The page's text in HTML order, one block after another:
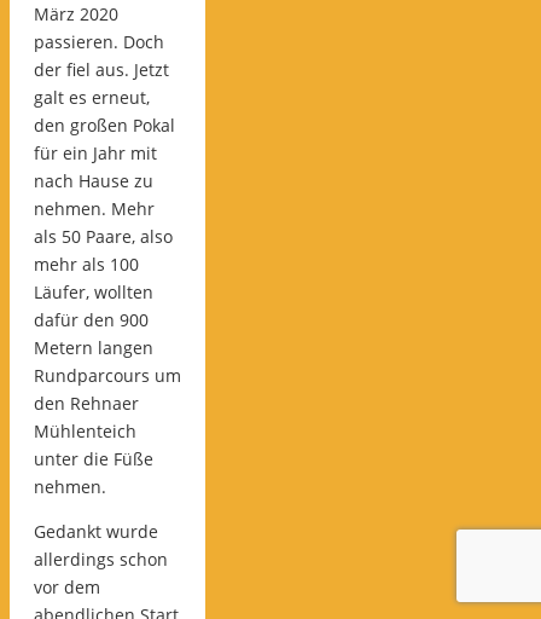
März 2020
passieren. Doch
der fiel aus. Jetzt
galt es erneut,
den großen Pokal
für ein Jahr mit
nach Hause zu
nehmen. Mehr
als 50 Paare, also
mehr als 100
Läufer, wollten
dafür den 900
Metern langen
Rundparcours um
den Rehnaer
Mühlenteich
unter die Füße
nehmen.
Gedankt wurde
allerdings schon
vor dem